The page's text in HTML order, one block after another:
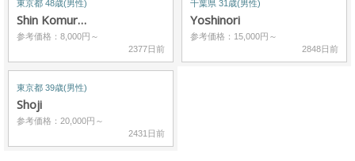
東京都 48歳(男性)
Shin Komur…
参考価格：8,000円～
2377日前
千葉県 31歳(男性)
Yoshinori
参考価格：15,000円～
2848日前
東京都 39歳(男性)
Shoji
参考価格：20,000円～
2431日前